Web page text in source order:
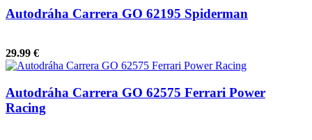
Autodráha Carrera GO 62195 Spiderman
29.99 €
Autodráha Carrera GO 62575 Ferrari Power
Racing